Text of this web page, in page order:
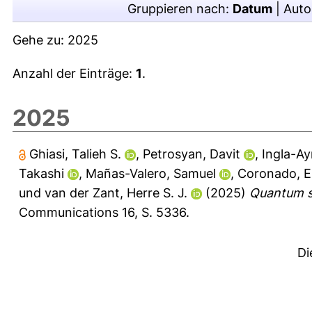
Gruppieren nach: Datum
Gehe zu: 2025
Anzahl der Einträge: 1.
2025
Ghiasi, Talieh S. , Petrosyan, Davit , Ingla-
Takashi
, Mañas-Valero, Samuel , Coronado,
und van der Zant, Herre S. J. (2025) Quantum
Communications 16, S. 5336.